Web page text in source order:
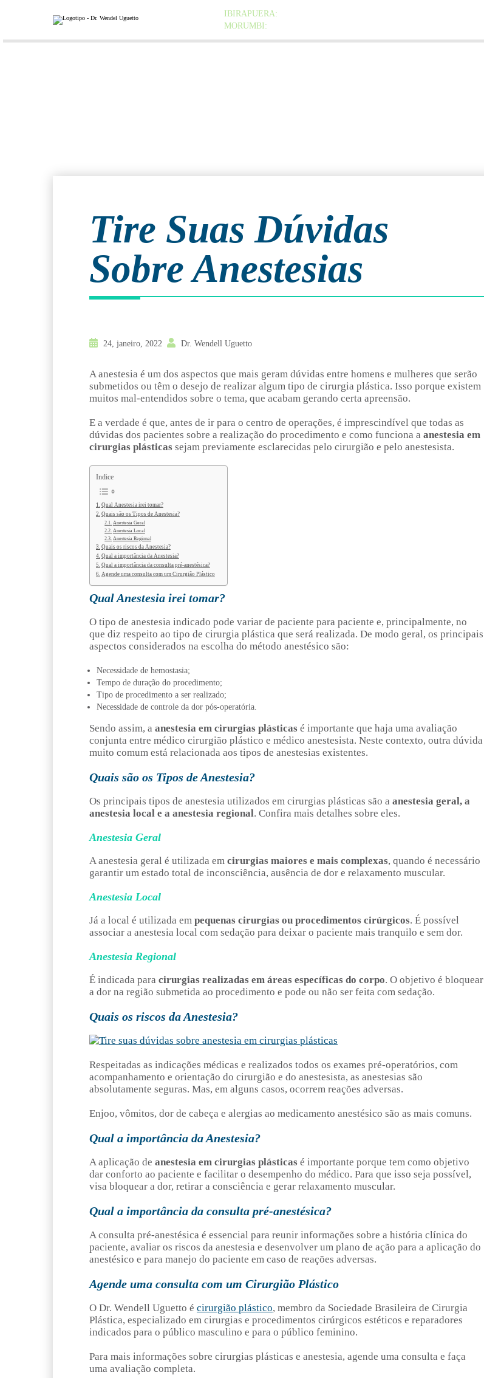
IBIRAPUERA:
MORUMBI:
Tire Suas Dúvidas
Sobre Anestesias
24, janeiro, 2022 Dr. Wendell Uguetto
A anestesia é um dos aspectos que mais geram dúvidas entre homens e mulheres que serão
submetidos ou têm o desejo de realizar algum tipo de cirurgia plástica. Isso porque existem
muitos mal-entendidos sobre o tema, que acabam gerando certa apreensão.
E a verdade é que, antes de ir para o centro de operações, é imprescindível que todas as
dúvidas dos pacientes sobre a realização do procedimento e como funciona a anestesia em
cirurgias plásticas sejam previamente esclarecidas pelo cirurgião e pelo anestesista.
Indice
Qual Anestesia irei tomar?
Quais são os Tipos de Anestesia?
Anestesia Geral
Anestesia Local
Anestesia Regional
Quais os riscos da Anestesia?
Qual a importância da Anestesia?
Qual a importância da consulta pré-anestésica?
Agende uma consulta com um Cirurgião Plástico
Qual Anestesia irei tomar?
O tipo de anestesia indicado pode variar de paciente para paciente e, principalmente, no
que diz respeito ao tipo de cirurgia plástica que será realizada. De modo geral, os principais
aspectos considerados na escolha do método anestésico são:
Necessidade de hemostasia;
Tempo de duração do procedimento;
Tipo de procedimento a ser realizado;
Necessidade de controle da dor pós-operatória.
Sendo assim, a anestesia em cirurgias plásticas é importante que haja uma avaliação
conjunta entre médico cirurgião plástico e médico anestesista. Neste contexto, outra dúvida
muito comum está relacionada aos tipos de anestesias existentes.
Quais são os Tipos de Anestesia?
Os principais tipos de anestesia utilizados em cirurgias plásticas são a anestesia geral, a
anestesia local e a anestesia regional. Confira mais detalhes sobre eles.
Anestesia Geral
A anestesia geral é utilizada em cirurgias maiores e mais complexas, quando é necessário
garantir um estado total de inconsciência, ausência de dor e relaxamento muscular.
Anestesia Local
Já a local é utilizada em pequenas cirurgias ou procedimentos cirúrgicos. É possível
associar a anestesia local com sedação para deixar o paciente mais tranquilo e sem dor.
Anestesia Regional
É indicada para cirurgias realizadas em áreas específicas do corpo. O objetivo é bloquear
a dor na região submetida ao procedimento e pode ou não ser feita com sedação.
Quais os riscos da Anestesia?
Respeitadas as indicações médicas e realizados todos os exames pré-operatórios, com
acompanhamento e orientação do cirurgião e do anestesista, as anestesias são
absolutamente seguras. Mas, em alguns casos, ocorrem reações adversas.
Enjoo, vômitos, dor de cabeça e alergias ao medicamento anestésico são as mais comuns.
Qual a importância da Anestesia?
A aplicação de anestesia em cirurgias plásticas é importante porque tem como objetivo
dar conforto ao paciente e facilitar o desempenho do médico. Para que isso seja possível,
visa bloquear a dor, retirar a consciência e gerar relaxamento muscular.
Qual a importância da consulta pré-anestésica?
A consulta pré-anestésica é essencial para reunir informações sobre a história clínica do
paciente, avaliar os riscos da anestesia e desenvolver um plano de ação para a aplicação do
anestésico e para manejo do paciente em caso de reações adversas.
Agende uma consulta com um Cirurgião Plástico
O Dr. Wendell Uguetto é cirurgião plástico, membro da Sociedade Brasileira de Cirurgia
Plástica, especializado em cirurgias e procedimentos cirúrgicos estéticos e reparadores
indicados para o público masculino e para o público feminino.
Para mais informações sobre cirurgias plásticas e anestesia, agende uma consulta e faça
uma avaliação completa.